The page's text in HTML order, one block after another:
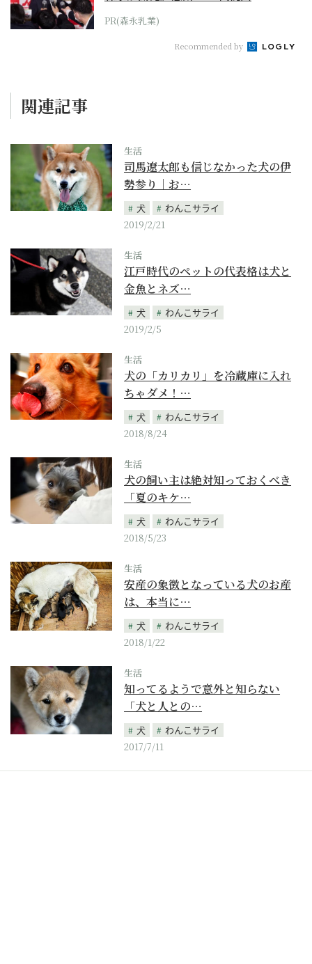
PR(森永乳業)
Recommended by
関連記事
生活
司馬遼太郎も信じなかった犬の伊
勢参り｜お…
犬
わんこサライ
2019/2/21
生活
江戸時代のペットの代表格は犬と
金魚とネズ…
犬
わんこサライ
2019/2/5
生活
犬の「カリカリ」を冷蔵庫に入れ
ちゃダメ！…
犬
わんこサライ
2018/8/24
生活
犬の飼い主は絶対知っておくべき
「夏のキケ…
犬
わんこサライ
2018/5/23
生活
安産の象徴となっている犬のお産
は、本当に…
犬
わんこサライ
2018/1/22
生活
知ってるようで意外と知らない
「犬と人との…
犬
わんこサライ
2017/7/11